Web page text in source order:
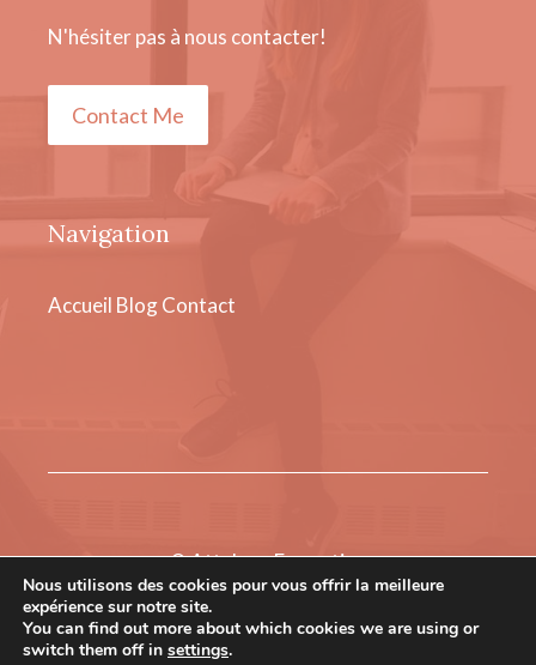
N'hésiter pas à nous contacter!
Contact Me
Navigation
Accueil BlogContact
© Attelage Formation
Mentions légales
Nous utilisons des cookies pour vous offrir la meilleure
expérience sur notre site.
You can find out more about which cookies we are using or
switch them off in settings.